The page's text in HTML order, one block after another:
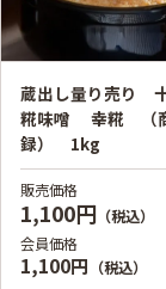
蔵出し量り売り
糀味噌 幸糀 （
録） 1kg
販売価格
1,100円 （税込）
会員価格
1,100円 （税込）